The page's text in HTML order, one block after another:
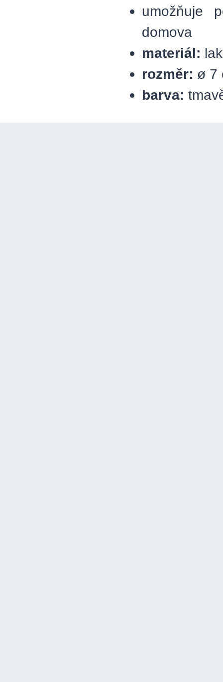
umožňuje
domova
materiál:
rozměr: ø 7
barva: